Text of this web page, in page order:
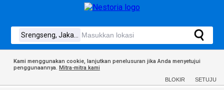
Kami menggunakan cookie, lanjutkan penelusuran jika Anda menyetujui
penggunaannya. Mitra-mitra kami
BLOKIR SETUJU